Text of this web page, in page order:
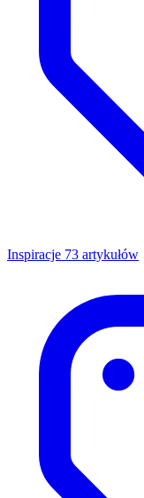
Inspiracje 73 artykułów